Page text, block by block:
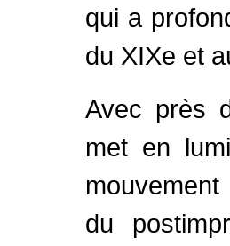
qui a
du XIXe et
Avec près
met en
du